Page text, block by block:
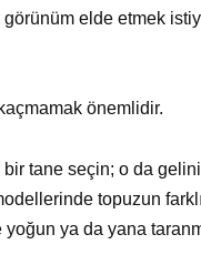
elde etmek
önemlidir.
tane seçin; o da
topuzun
ya da yana